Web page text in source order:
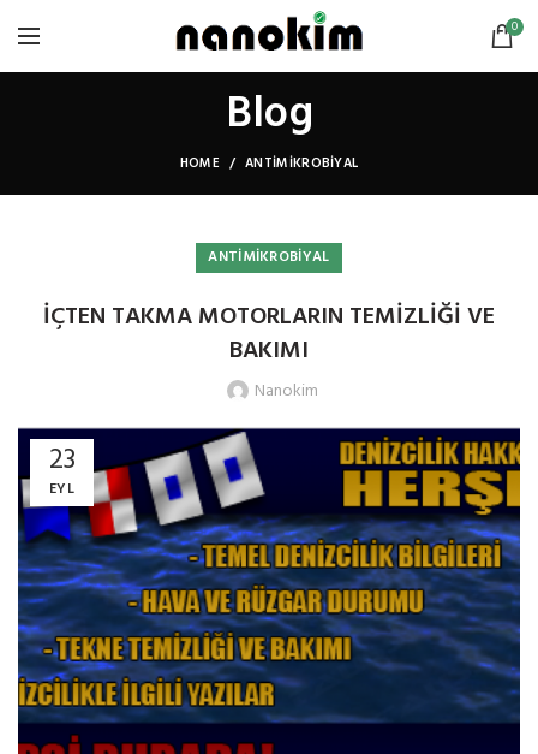
0
Blog
HOME ANTIMIKROBIYAL
ANTIMIKROBIYAL
İÇTEN TAKMA MOTORLARIN TEMİZLİĞİ VE
BAKIMI
Nanokim
23
EYL